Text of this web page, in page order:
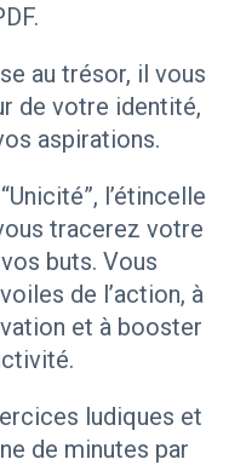
au trésor, il vous
de votre identité,
aspirations.
l’étincelle
tracerez votre
buts. Vous
de l’action, à
et à booster
ludiques et
de minutes par